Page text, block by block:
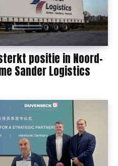
positie in Noord-
Sander Logistics